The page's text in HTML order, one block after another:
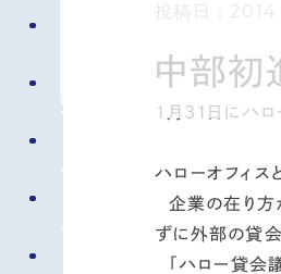
投稿日：
中部初
1月31日にハロ
ハローオフィス
企業の在り方
ずに外部の貸
「ハロー貸会